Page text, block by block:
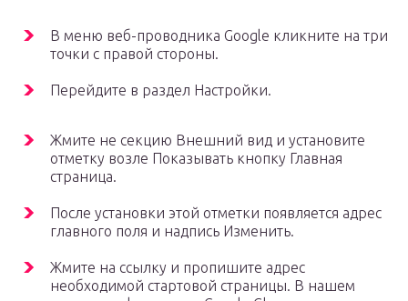
В меню веб-проводника Google кликните на три
точки с правой стороны.
Перейдите в раздел Настройки.
Жмите не секцию Внешний вид и установите
отметку возле Показывать кнопку Главная
страница.
После установки этой отметки появляется адрес
главного поля и надпись Изменить.
Жмите на ссылку и пропишите адрес
необходимой стартовой страницы. В нашем